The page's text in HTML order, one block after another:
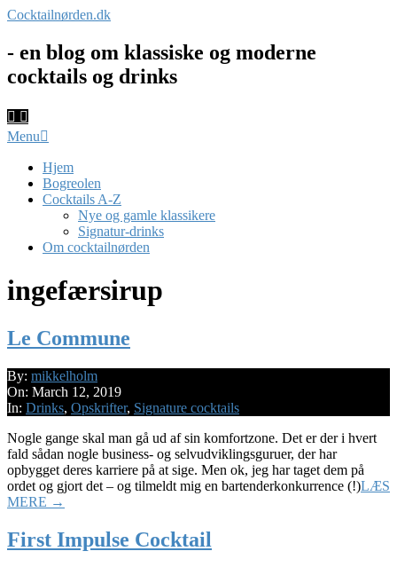
Skip
content
Cocktailnørden.dk
- en blog om klassiske og moderne
cocktails og drinks
Primary
Menu
Menu
Hjem
Bogreolen
Cocktails A-Z
Nye og gamle klassikere
Signatur-drinks
Om cocktailnørden
ingefærsirup
Le Commune
2019-
03-
12
By: mikkelholm
On: March 12, 2019
In: Drinks, Opskrifter, Signature cocktails
Nogle gange skal man gå ud af sin komfortzone. Det er der i hvert
fald sådan nogle business- og selvudviklingsguruer, der har
opbygget deres karriere på at sige. Men ok, jeg har taget dem på
ordet og gjort det – og tilmeldt mig en bartenderkonkurrence (!)LÆS
MERE →
First Impulse Cocktail